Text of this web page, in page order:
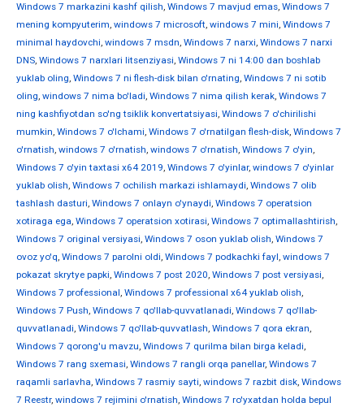
Windows 7 markazini kashf qilish, Windows 7 mavjud emas, Windows 7
mening kompyuterim, windows 7 microsoft, windows 7 mini, Windows 7
minimal haydovchi, windows 7 msdn, Windows 7 narxi, Windows 7 narxi
DNS, Windows 7 narxlari litsenziyasi, Windows 7 ni 14:00 dan boshlab
yuklab oling, Windows 7 ni flesh-disk bilan o'rnating, Windows 7 ni sotib
oling, windows 7 nima bo'ladi, Windows 7 nima qilish kerak, Windows 7
ning kashfiyotdan so'ng tsiklik konvertatsiyasi, Windows 7 o'chirilishi
mumkin, Windows 7 o'lchami, Windows 7 o'rnatilgan flesh-disk, Windows 7
o'rnatish, windows 7 o'rnatish, windows 7 o'rnatish, Windows 7 o'yin,
Windows 7 o'yin taxtasi x64 2019, Windows 7 o'yinlar, windows 7 o'yinlar
yuklab olish, Windows 7 ochilish markazi ishlamaydi, Windows 7 olib
tashlash dasturi, Windows 7 onlayn o'ynaydi, Windows 7 operatsion
xotiraga ega, Windows 7 operatsion xotirasi, Windows 7 optimallashtirish,
Windows 7 original versiyasi, Windows 7 oson yuklab olish, Windows 7
ovoz yo'q, Windows 7 parolni oldi, Windows 7 podkachki fayl, windows 7
pokazat skrytye papki, Windows 7 post 2020, Windows 7 post versiyasi,
Windows 7 professional, Windows 7 professional x64 yuklab olish,
Windows 7 Push, Windows 7 qo'llab-quvvatlanadi, Windows 7 qo'llab-
quvvatlanadi, Windows 7 qo'llab-quvvatlash, Windows 7 qora ekran,
Windows 7 qorong'u mavzu, Windows 7 qurilma bilan birga keladi,
Windows 7 rang sxemasi, Windows 7 rangli orqa panellar, Windows 7
raqamli sarlavha, Windows 7 rasmiy sayti, windows 7 razbit disk, Windows
7 Reestr, windows 7 rejimini o'rnatish, Windows 7 ro'yxatdan holda bepul